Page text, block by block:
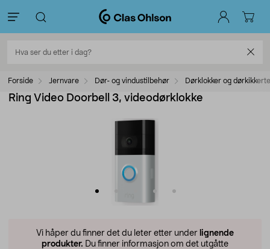
Forside Jernvare Dør- og vindustilbehør Dørklokker og
Ring Video Doorbell 3, videodørklokke
Vi håper du finner det du leter etter under lignende
produkter. Du finner informasjon om det utgåtte